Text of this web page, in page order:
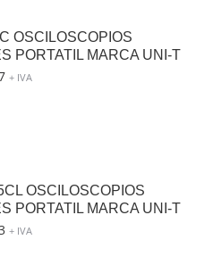
OSCILOSCOPIOS
PORTATIL MARCA UNI-T
+ IVA
OSCILOSCOPIOS
PORTATIL MARCA UNI-T
+ IVA